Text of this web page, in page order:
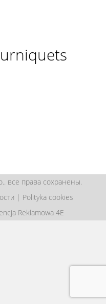
все права сохранены.
| Polityka cookies
Reklamowa 4E